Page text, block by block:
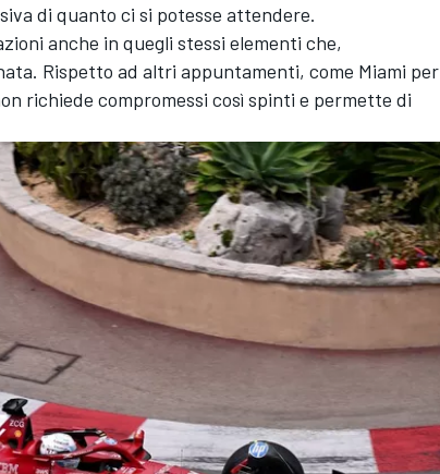
di quanto ci si potesse attendere.
anche in quegli stessi elementi che,
Rispetto ad altri appuntamenti, come Miami per
richiede compromessi così spinti e permette di